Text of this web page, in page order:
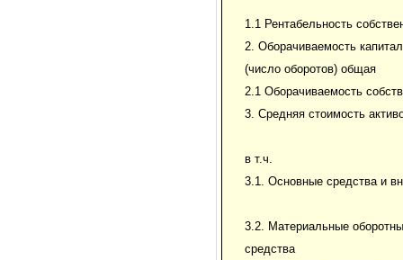
1.1 Рентабельность
2. Оборачиваемость
(число оборотов) общая
2.1 Оборачиваемость
3. Средняя стоимость
в т.ч.
3.1. Основные средства и
3.2. Материальные
средства